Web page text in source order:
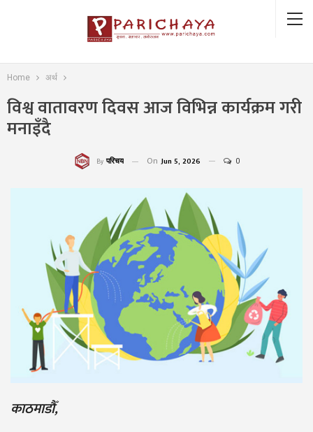
Home अर्थ
विश्व वातावरण दिवस आज विभिन्न कार्यक्रम गरी
मनाइँदै
By परिचय On Jun 5, 2026 0
काठमाडौँ,